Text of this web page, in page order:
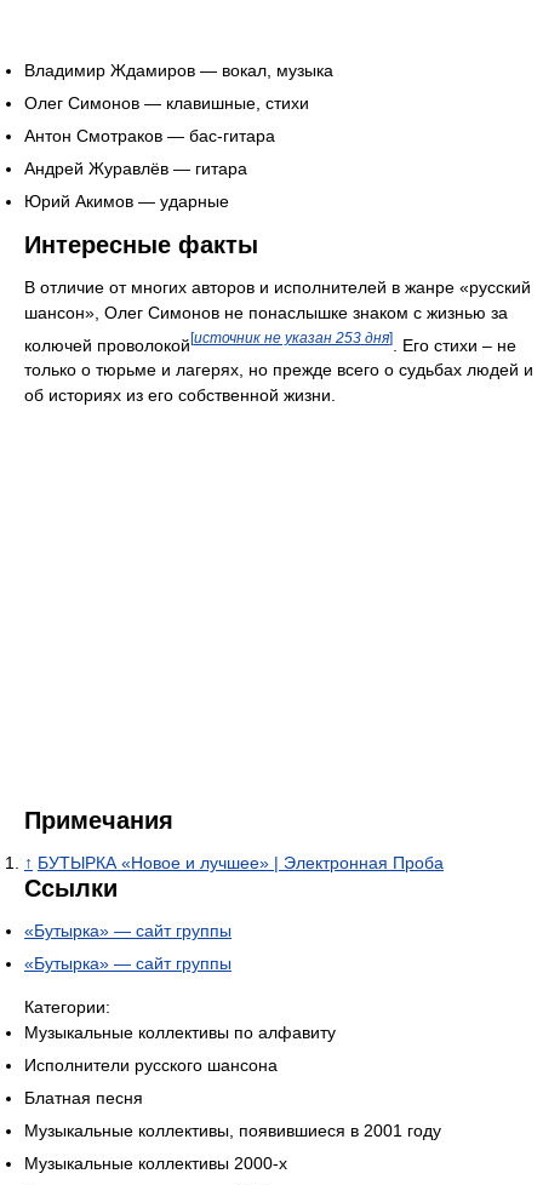
Владимир Ждамиров — вокал, музыка
Олег Симонов — клавишные, стихи
Антон Смотраков — бас-гитара
Андрей Журавлёв — гитара
Юрий Акимов — ударные
Интересные факты
В отличие от многих авторов и исполнителей в жанре «русский
шансон», Олег Симонов не понаслышке знаком с жизнью за
колючей проволокой [источник не указан 253 дня]
. Его стихи – не
только о тюрьме и лагерях, но прежде всего о судьбах людей и
об историях из его собственной жизни.
Примечания
↑ БУТЫРКА «Новое и лучшее» | Электронная Проба
Ссылки
«Бутырка» — сайт группы
«Бутырка» — сайт группы
Категории:
Музыкальные коллективы по алфавиту
Исполнители русского шансона
Блатная песня
Музыкальные коллективы, появившиеся в 2001 году
Музыкальные коллективы 2000-х